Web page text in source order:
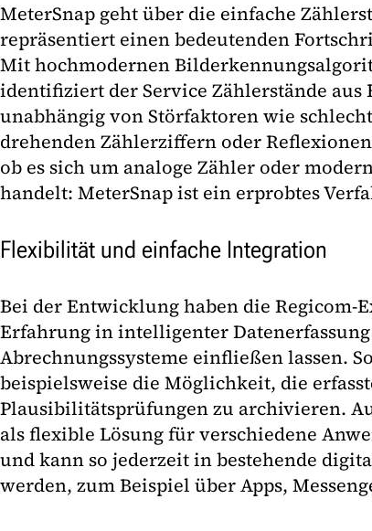
MeterSnap geht über die einfache
repräsentiert einen bedeutenden
Mit hochmodernen
identifiziert der Service Zählerstände aus
unabhängig von Störfaktoren wie
drehenden Zählerziffern oder
ob es sich um analoge Zähler oder
handelt: MeterSnap ist ein erprobtes
Flexibilität und einfache Integration
Bei der Entwicklung haben die Regicom-
Erfahrung in intelligenter
Abrechnungssysteme einfließen lassen.
beispielsweise die Möglichkeit, die
Plausibilitätsprüfungen zu archivieren.
als flexible Lösung für verschiedene
und kann so jederzeit in bestehende
werden, zum Beispiel über Apps,